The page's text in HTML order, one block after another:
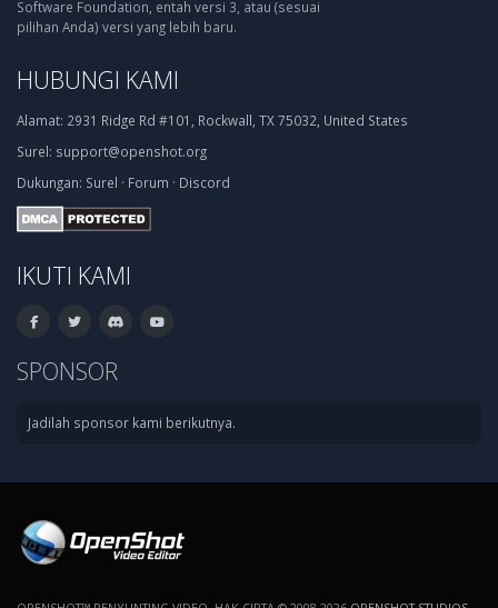
Software Foundation, entah versi 3, atau (sesuai
pilihan Anda) versi yang lebih baru.
HUBUNGI KAMI
Alamat: 2931 Ridge Rd #101, Rockwall, TX 75032, United States
Surel: support@openshot.org
Dukungan: Surel · Forum · Discord
IKUTI KAMI
SPONSOR
Jadilah sponsor kami berikutnya.